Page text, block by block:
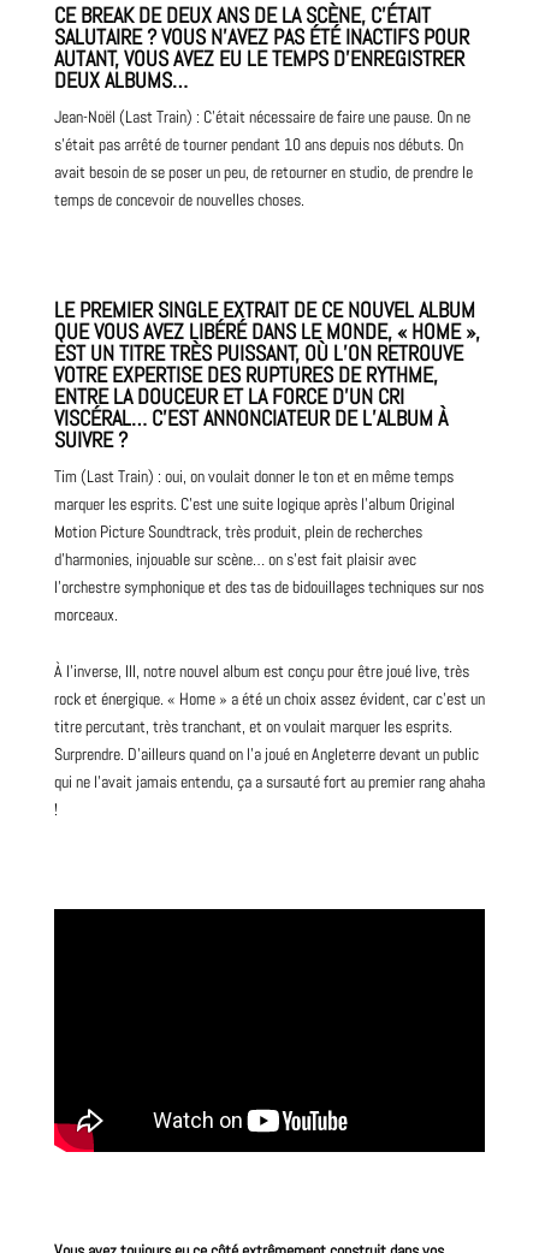
CE BREAK DE DEUX ANS DE LA SCÈNE, C’ÉTAIT
SALUTAIRE ? VOUS N’AVEZ PAS ÉTÉ INACTIFS POUR
AUTANT, VOUS AVEZ EU LE TEMPS D’ENREGISTRER
DEUX ALBUMS…
Jean-Noël (Last Train) : C’était nécessaire de faire une pause. On ne
s’était pas arrêté de tourner pendant 10 ans depuis nos débuts. On
avait besoin de se poser un peu, de retourner en studio, de prendre le
temps de concevoir de nouvelles choses.
LE PREMIER SINGLE EXTRAIT DE CE NOUVEL ALBUM
QUE VOUS AVEZ LIBÉRÉ DANS LE MONDE, « HOME »,
EST UN TITRE TRÈS PUISSANT, OÙ L’ON RETROUVE
VOTRE EXPERTISE DES RUPTURES DE RYTHME,
ENTRE LA DOUCEUR ET LA FORCE D’UN CRI
VISCÉRAL… C’EST ANNONCIATEUR DE L’ALBUM À
SUIVRE ?
Tim (Last Train) : oui, on voulait donner le ton et en même temps
marquer les esprits. C’est une suite logique après l’album Original
Motion Picture Soundtrack, très produit, plein de recherches
d’harmonies, injouable sur scène… on s’est fait plaisir avec
l’orchestre symphonique et des tas de bidouillages techniques sur nos
morceaux.
À l’inverse, III, notre nouvel album est conçu pour être joué live, très
rock et énergique. « Home » a été un choix assez évident, car c’est un
titre percutant, très tranchant, et on voulait marquer les esprits.
Surprendre. D’ailleurs quand on l’a joué en Angleterre devant un public
qui ne l’avait jamais entendu, ça a sursauté fort au premier rang ahaha
!